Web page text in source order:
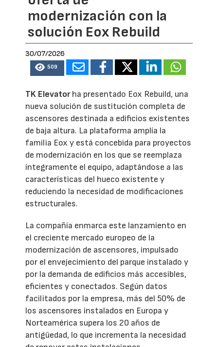
modernización con la
solución Eox Rebuild
30/07/2026
509
TK Elevatorha presentado Eox Rebuild, una
nueva solución de sustitución completa de
ascensores destinada a edificios existentes
de baja altura. La plataforma amplía la
familia Eox y está concebida para proyectos
de modernización en los que se reemplaza
íntegramente el equipo, adaptándose a las
características del hueco existente y
reduciendo la necesidad de modificaciones
estructurales.
La compañía enmarca este lanzamiento en
el creciente mercado europeo de la
modernización de ascensores, impulsado
por el envejecimiento del parque instalado y
por la demanda de edificios más accesibles,
eficientes y conectados. Según datos
facilitados por la empresa, más del 50% de
los ascensores instalados en Europa y
Norteamérica supera los 20 años de
antigüedad, lo que incrementa la necesidad